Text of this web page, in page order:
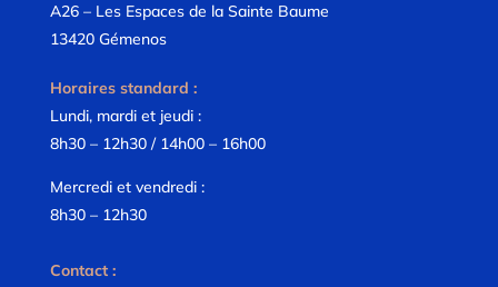
A26 – Les Espaces de la Sainte Baume
13420 Gémenos
Horaires standard :
Lundi, mardi et jeudi :
8h30 – 12h30 / 14h00 – 16h00
Mercredi et vendredi :
8h30 – 12h30
Contact :